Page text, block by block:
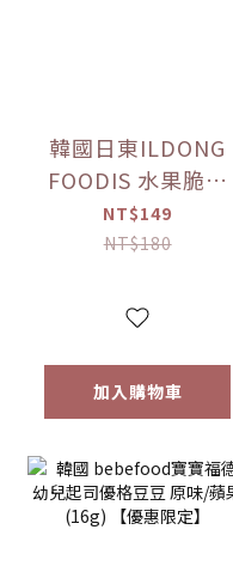
韓國日東ILDONG
FOODIS 水果脆片
蘋果/梨(15g)/草莓
(12g) 【優惠限定】
NT$149
NT$180
加入購物車